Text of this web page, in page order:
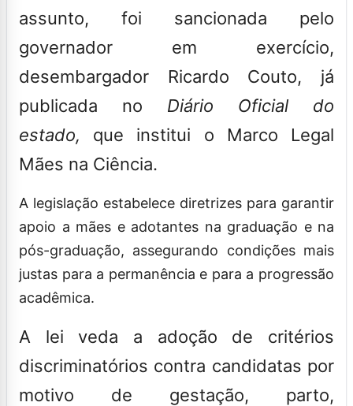
assunto, foi sancionada pelo
governador em exercício,
desembargador Ricardo Couto, já
publicada no Diário Oficial do
estado, que institui o Marco Legal
Mães na Ciência.
A legislação estabelece diretrizes para garantir
apoio a mães e adotantes na graduação e na
pós-graduação, assegurando condições mais
justas para a permanência e para a progressão
acadêmica.
A lei veda a adoção de critérios
discriminatórios contra candidatas por
motivo de gestação, parto,